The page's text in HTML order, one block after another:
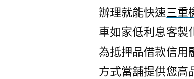
辦理就能快速三重
車如家低利息客製
為抵押品借款信用
方式當舖提供您高